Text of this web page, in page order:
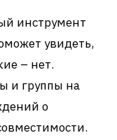
инструмент
увидеть,
– нет.
и группы на
о